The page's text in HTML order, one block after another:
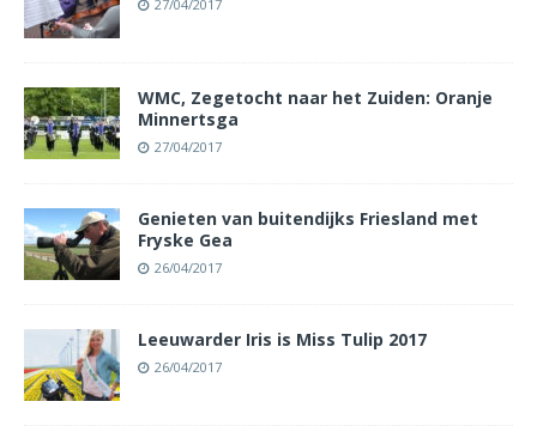
27/04/2017
WMC, Zegetocht naar het Zuiden: Oranje
Minnertsga
27/04/2017
Genieten van buitendijks Friesland met
Fryske Gea
26/04/2017
Leeuwarder Iris is Miss Tulip 2017
26/04/2017